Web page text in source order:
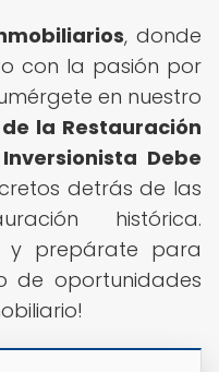
, donde
con la pasión por
en nuestro
de la Restauración
Debe
detrás de las
histórica.
y prepárate para
de oportunidades